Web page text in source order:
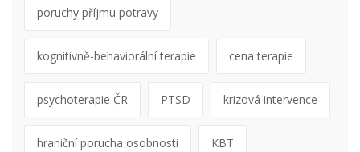
poruchy příjmu potravy
kognitivně-behaviorální terapie cena terapie
psychoterapie ČR PTSD krizová intervence
hraniční porucha osobnosti KBT